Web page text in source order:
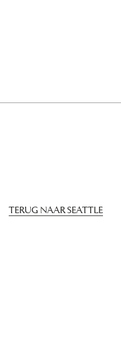
TERUG NAAR SEATTLE